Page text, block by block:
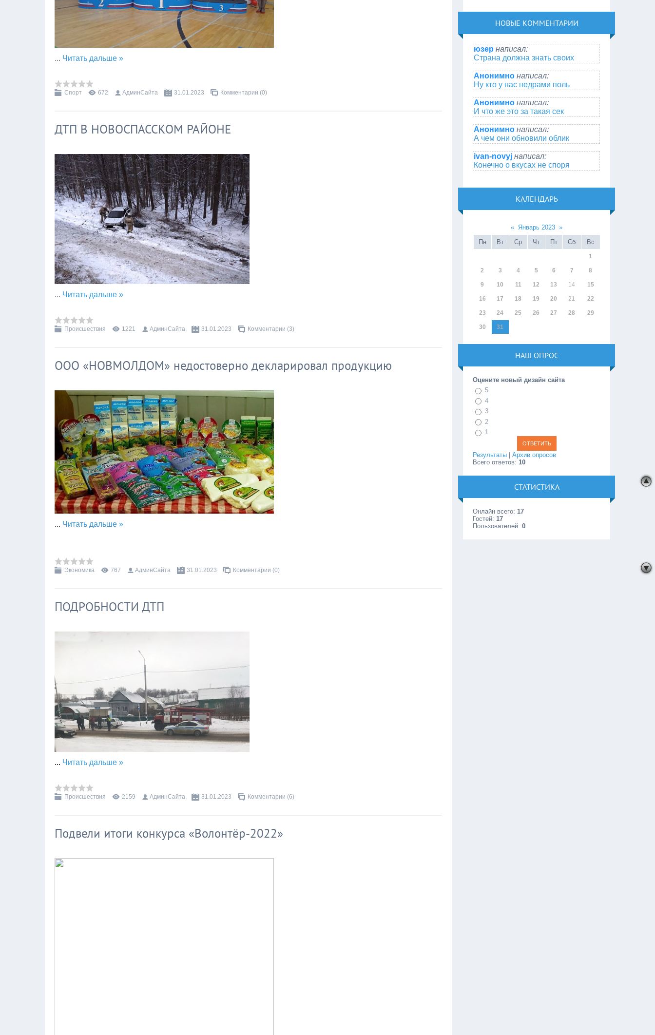
... Читать дальше »
Спорт 672 АдминСайта 31.01.2023 Комментарии (0)
ДТП В НОВОСПАССКОМ РАЙОНЕ
... Читать дальше »
Происшествия 1221 АдминСайта 31.01.2023 Комментарии (3)
ООО «НОВМОЛДОМ» недостоверно декларировал продукцию
... Читать дальше »
Экономика 767 АдминСайта 31.01.2023 Комментарии (0)
ПОДРОБНОСТИ ДТП
... Читать дальше »
Происшествия 2159 АдминСайта 31.01.2023 Комментарии (6)
Подвели итоги конкурса «Волонтёр-2022»
НОВЫЕ КОММЕНТАРИИ
юзер написал:
Страна должна знать своих
Анонимно написал:
Ну кто у нас недрами поль
Анонимно написал:
И что же это за такая сек
Анонимно написал:
А чем они обновили облик
ivan-novyj написал:
Конечно о вкусах не споря
КАЛЕНДАРЬ
« Январь 2023 »
Пн
Вт Ср Чт Пт Сб Вс
1
2 3 4 5 6 7 8
9 10 11 12 13 14 15
16 17 18 19 20 21 22
23 24 25 26 27 28 29
30 31
НАШ ОПРОС
Оцените новый дизайн сайта
5
4
3
2
1
Результаты |Архив опросов
Всего ответов: 10
СТАТИСТИКА
Онлайн всего: 17
Гостей: 17
Пользователей:0